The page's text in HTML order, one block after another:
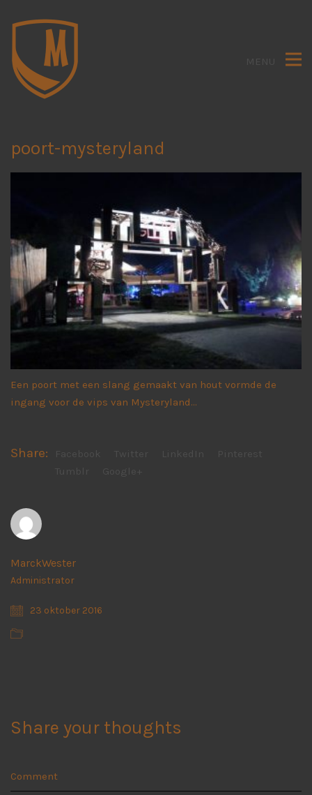
MENU
poort-mysteryland
Een poort met een slang gemaakt van hout vormde de
ingang voor de vips van Mysteryland…
Share: Facebook
MarckWester
Administrator
23 oktober 2016
Share your thoughts
Comment